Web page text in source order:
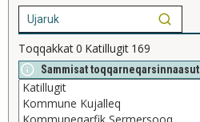
Toqqakkat0 Katillugit 169
Sammisat toqqarneqarsinnaasut